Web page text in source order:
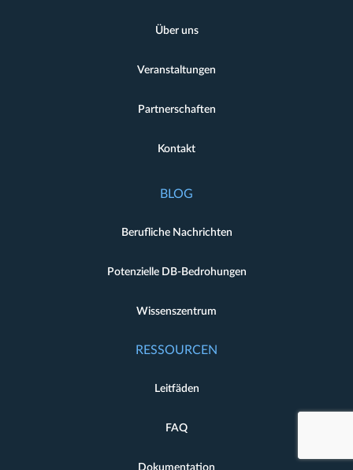
Über uns
Veranstaltungen
Partnerschaften
Kontakt
BLOG
Berufliche Nachrichten
Potenzielle DB-Bedrohungen
Wissenszentrum
RESSOURCEN
Leitfäden
FAQ